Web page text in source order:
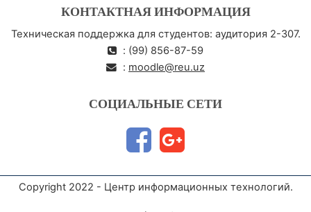
КОНТАКТНАЯ ИНФОРМАЦИЯ
Техническая поддержка для студентов: аудитория 2-307.
: (99) 856-87-59
: moodle@reu.uz
СОЦИАЛЬНЫЕ СЕТИ
Copyright 2022 - Центр информационных технологий.